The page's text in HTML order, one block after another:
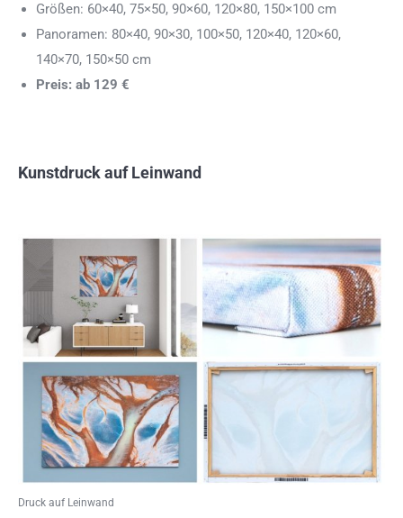
Größen: 60×40, 75×50, 90×60, 120×80, 150×100 cm
Panoramen: 80×40, 90×30, 100×50, 120×40, 120×60,
140×70, 150×50 cm
Preis: ab 129 €
Kunstdruck auf Leinwand
Druck auf Leinwand